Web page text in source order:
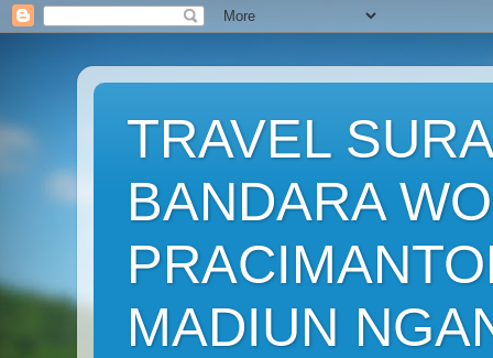
TRAVEL
BANDARA
MADIUN